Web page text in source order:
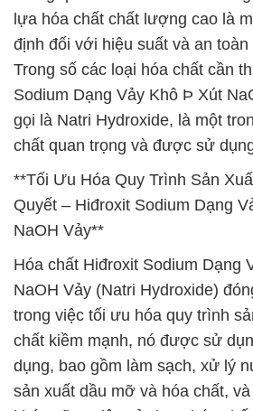
lựa hóa chất chất lượng cao là
định đối với hiệu suất và an
Trong số các loại hóa chất cần
Sodium Dạng Vảy Khô Þ Xút
gọi là Natri Hydroxide, là một
chất quan trọng và được sử
**Tối Ưu Hóa Quy Trình Sản
Quyết – Hiđroxit Sodium Dạng
NaOH Vảy**
Hóa chất Hiđroxit Sodium Dạng
NaOH Vảy (Natri Hydroxide)
trong việc tối ưu hóa quy trình
chất kiềm mạnh, nó được sử
dụng, bao gồm làm sạch, xử lý
sản xuất dầu mỡ và hóa chất,